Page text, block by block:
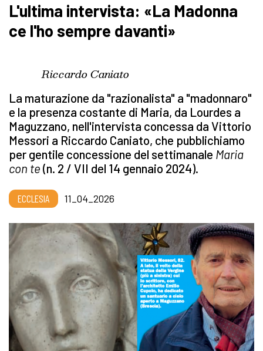
L'ultima intervista: «La Madonna
ce l'ho sempre davanti»
Riccardo Caniato
La maturazione da "razionalista" a "madonnaro"
e la presenza costante di Maria, da Lourdes a
Maguzzano, nell'intervista concessa da Vittorio
Messori a Riccardo Caniato, che pubblichiamo
per gentile concessione del settimanale Maria
con te (n. 2 / VII del 14 gennaio 2024).
ECCLESIA 11_04_2026